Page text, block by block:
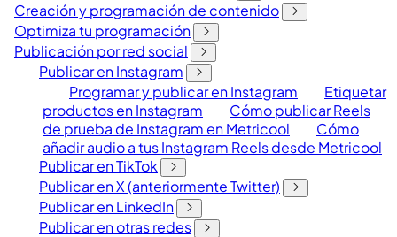
Creación y programación de contenido
Optimiza tu programación
Publicación por red social
Publicar en Instagram
Programar y publicar en Instagram
Etiquetar
productos en Instagram
Cómo publicar Reels
de prueba de Instagram en Metricool
Cómo
añadir audio a tus Instagram Reels desde Metricool
Publicar en TikTok
Publicar en X (anteriormente Twitter)
Publicar en LinkedIn
Publicar en otras redes